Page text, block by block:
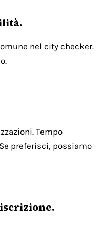
nel city checker.
Tempo
preferisci, possiamo